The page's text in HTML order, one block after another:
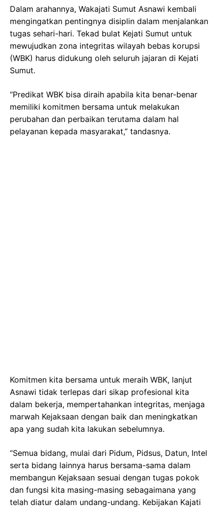
Dalam arahannya, Wakajati Sumut Asnawi kembali
mengingatkan pentingnya disiplin dalam menjalankan
tugas sehari-hari. Tekad bulat Kejati Sumut untuk
mewujudkan zona integritas wilayah bebas korupsi
(WBK) harus didukung oleh seluruh jajaran di Kejati
Sumut.
“Predikat WBK bisa diraih apabila kita benar-benar
memiliki komitmen bersama untuk melakukan
perubahan dan perbaikan terutama dalam hal
pelayanan kepada masyarakat,” tandasnya.
Komitmen kita bersama untuk meraih WBK, lanjut
Asnawi tidak terlepas dari sikap profesional kita
dalam bekerja, mempertahankan integritas, menjaga
marwah Kejaksaan dengan baik dan meningkatkan
apa yang sudah kita lakukan sebelumnya.
“Semua bidang, mulai dari Pidum, Pidsus, Datun, Intel
serta bidang lainnya harus bersama-sama dalam
membangun Kejaksaan sesuai dengan tugas pokok
dan fungsi kita masing-masing sebagaimana yang
telah diatur dalam undang-undang. Kebijakan Kajati